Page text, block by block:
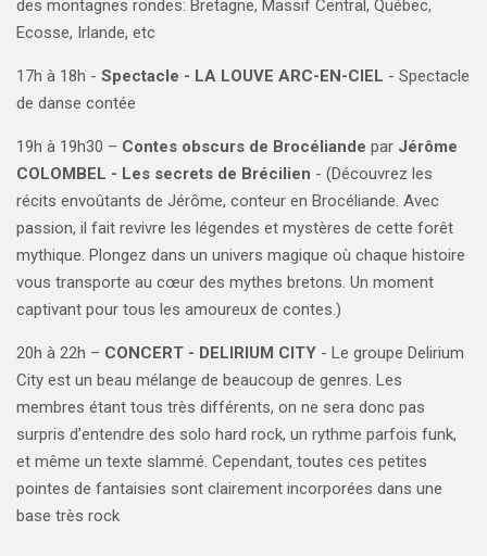
des montagnes rondes: Bretagne, Massif Central, Québec,
Ecosse, Irlande, etc
17h à 18h - Spectacle - LA LOUVE ARC-EN-CIEL - Spectacle
de danse contée
19h à 19h30 – Contes obscurs de Brocéliande par Jérôme
COLOMBEL - Les secrets de Brécilien - (Découvrez les
récits envoûtants de Jérôme, conteur en Brocéliande. Avec
passion, il fait revivre les légendes et mystères de cette forêt
mythique. Plongez dans un univers magique où chaque histoire
vous transporte au cœur des mythes bretons. Un moment
captivant pour tous les amoureux de contes.)
20h à 22h – CONCERT - DELIRIUM CITY - Le groupe Delirium
City est un beau mélange de beaucoup de genres. Les
membres étant tous très différents, on ne sera donc pas
surpris d’entendre des solo hard rock, un rythme parfois funk,
et même un texte slammé. Cependant, toutes ces petites
pointes de fantaisies sont clairement incorporées dans une
base très rock